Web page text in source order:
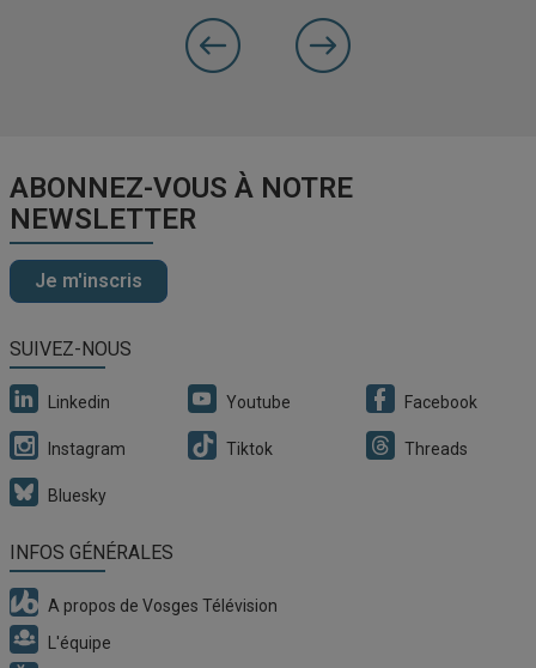
ABONNEZ-VOUS À NOTRE
NEWSLETTER
Je m'inscris
SUIVEZ-NOUS
Linkedin Youtube Facebook
Instagram Tiktok Threads
Bluesky
INFOS GÉNÉRALES
A propos de Vosges Télévision
L'équipe